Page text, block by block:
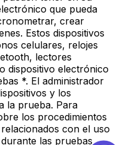
que pueda
crear
Estos dispositivos
celulares, relojes
lectores
dispositivo electrónico
*. El administrador
y los
la prueba. Para
los procedimientos
con el uso
las pruebas